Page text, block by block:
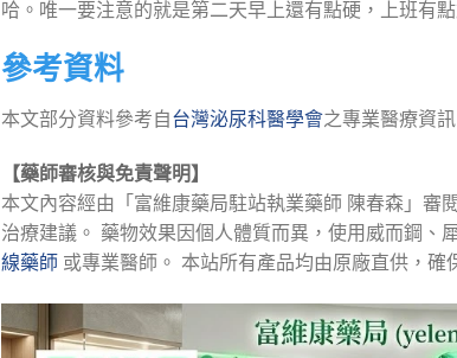
哈。唯一要注意的就是第二天早上還有點硬，上班有
參考資料
本文部分資料參考自 台灣泌尿科醫學會之專業醫療資訊
【藥師審核與免責聲明】
本文內容經由「富維康藥局駐站執業藥師 陳春森」審
治療建議。 藥物效果因個人體質而異，使用威而鋼、
線藥師 或專業醫師。 本站所有產品均由原廠直供，確